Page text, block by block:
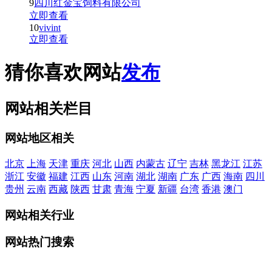
9四川红金宝饲料有限公司
立即查看
10vivint
立即查看
猜你喜欢网站发布
网站相关栏目
网站地区相关
北京 上海 天津 重庆 河北 山西 内蒙古 辽宁 吉林 黑龙江 江苏
浙江 安徽 福建 江西 山东 河南 湖北 湖南 广东 广西 海南 四川
贵州 云南 西藏 陕西 甘肃 青海 宁夏 新疆 台湾 香港 澳门
网站相关行业
网站热门搜索